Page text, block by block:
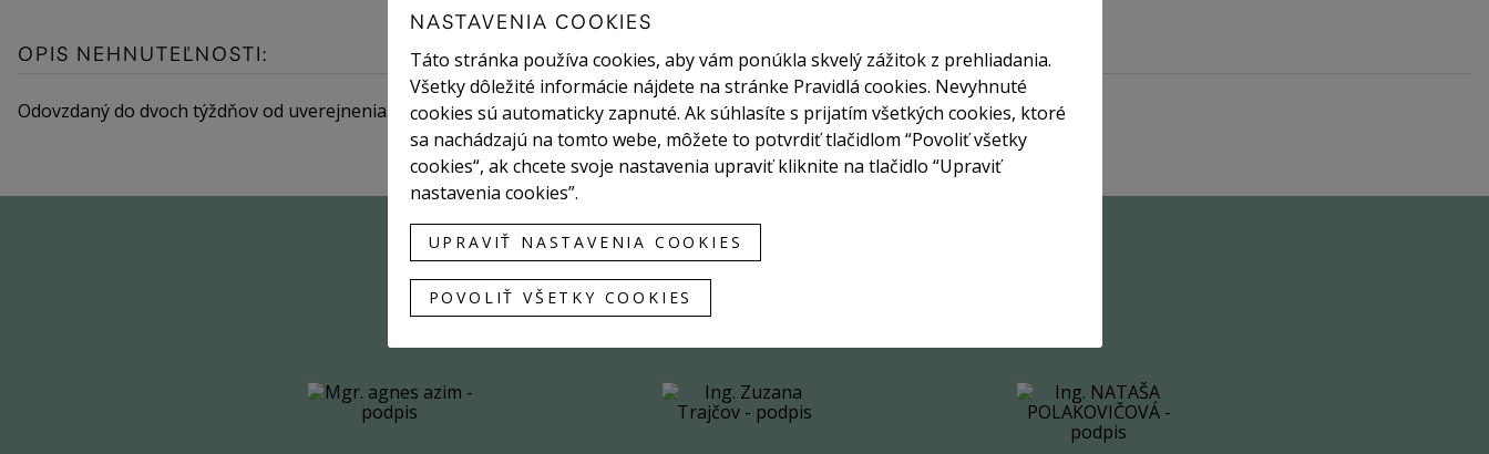
OPIS NEHNUTEĽNOSTI:
Odovzdaný do dvoch týždňov od uverejnenia.
Sme tu pre vás
NASTAVENIA COOKIES
Táto stránka používa cookies, aby vám ponúkla skvelý zážitok z prehliadania.
Všetky dôležité informácie nájdete na stránke Pravidlá cookies. Nevyhnuté
cookies sú automaticky zapnuté. Ak súhlasíte s prijatím všetkých cookies, ktoré
sa nachádzajú na tomto webe, môžete to potvrdiť tlačidlom “Povoliť všetky
cookies“, ak chcete svoje nastavenia upraviť kliknite na tlačidlo “Upraviť
nastavenia cookies”.
UPRAVIŤ NASTAVENIA COOKIES
POVOLIŤ VŠETKY COOKIES